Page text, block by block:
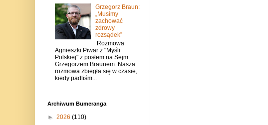
Grzegorz Braun:
„Musimy
zachować
zdrowy
rozsądek”
Rozmowa
Agnieszki Piwar z "Myśli
Polskiej" z posłem na Sejm
Grzegorzem Braunem. Nasza
rozmowa zbiegła się w czasie,
kiedy padliśm...
Archiwum Bumeranga
► 2026 (110)